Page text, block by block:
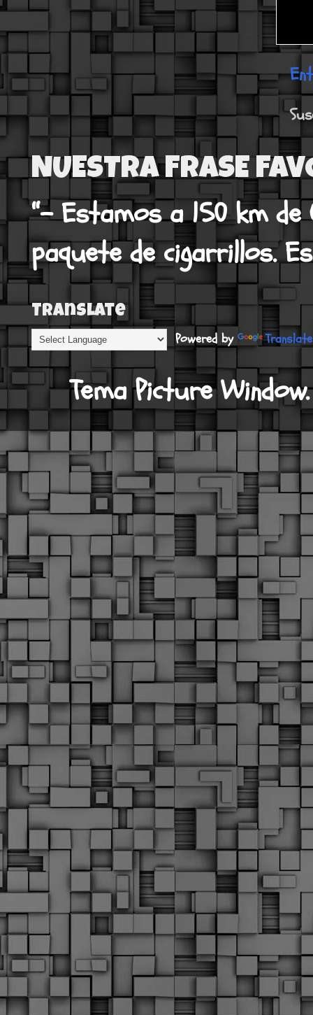
NUESTRA FRASE
“- Estamos a 150 km de
paquete de cigarrillos.
Translate
Powered by
Translate
Tema Picture